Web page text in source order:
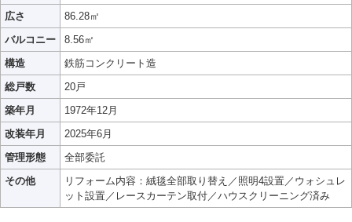
広さ
86.28㎡
バルコニー
8.56㎡
構造
鉄筋コンクリート造
総戸数
20戸
築年月
1972年12月
改装年月
2025年6月
管理形態
全部委託
その他
リフォーム内容：絨毯全部取り替え／照明4設置／ウォシュレ
ット設置／レースカーテン取付／ハウスクリーニング済み